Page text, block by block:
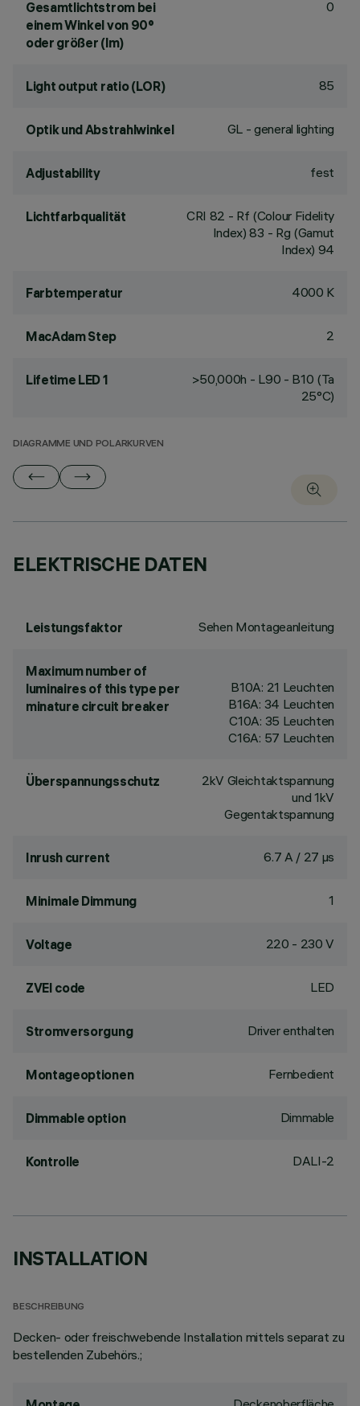
Gesamtlichtstrom bei
einem Winkel von 90°
oder größer (lm)
0
Light output ratio (LOR) 85
Optik und Abstrahlwinkel GL - general lighting
Adjustability fest
Lichtfarbqualität CRI 82 - Rf (Colour Fidelity
Index) 83 - Rg (Gamut
Index) 94
Farbtemperatur 4000 K
MacAdam Step 2
Lifetime LED 1
>50,000h - L90 - B10 (Ta
25°C)
DIAGRAMME UND POLARKURVEN
ELEKTRISCHE DATEN
Leistungsfaktor Sehen Montageanleitung
Maximum number of
luminaires of this type per
minature circuit breaker
B10A: 21 Leuchten
B16A: 34 Leuchten
C10A: 35 Leuchten
C16A: 57 Leuchten
Überspannungsschutz
2kV Gleichtaktspannung
und 1kV
Gegentaktspannung
Inrush current 6.7 A / 27 µs
Minimale Dimmung 1
Voltage 220 - 230 V
ZVEI code LED
Stromversorgung Driver enthalten
Montageoptionen Fernbedient
Dimmable option Dimmable
Kontrolle DALI-2
INSTALLATION
BESCHREIBUNG
Decken- oder freischwebende Installation mittels separat zu
bestellenden Zubehörs.;